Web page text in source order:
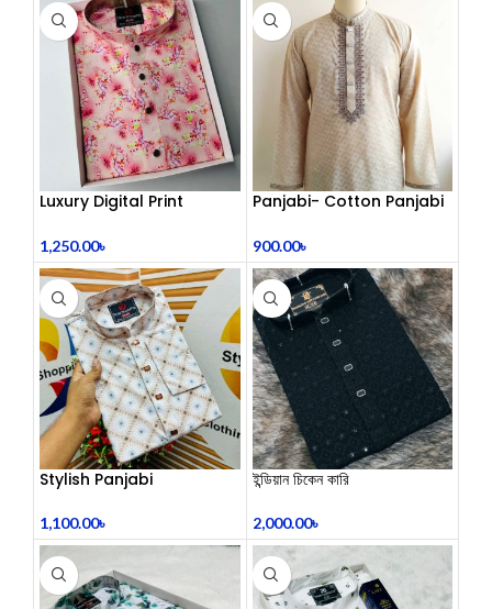
Luxury Digital Print
1,250.00৳
Panjabi- Cotton Panjabi
900.00৳
Stylish Panjabi
1,100.00৳
ইন্ডিয়ান চিকেন কারি
2,000.00৳